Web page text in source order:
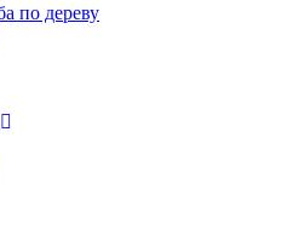
по дереву